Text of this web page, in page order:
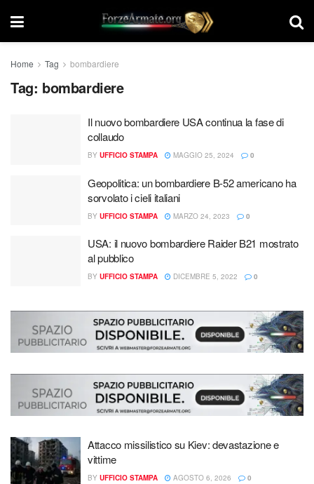
Home Tag bombardiere
Tag: bombardiere
Il nuovo bombardiere USA continua la fase di
collaudo
BY UFFICIO STAMPA MAGGIO 25, 2024 0
Geopolitica: un bombardiere B-52 americano ha
sorvolato i cieli italiani
BY UFFICIO STAMPA MARZO 24, 2023 0
USA: il nuovo bombardiere Raider B21 mostrato
al pubblico
BY UFFICIO STAMPA DICEMBRE 5, 2022 0
Attacco missilistico su Kiev: devastazione e
vittime
BY UFFICIO STAMPA AGOSTO 6, 2026 0